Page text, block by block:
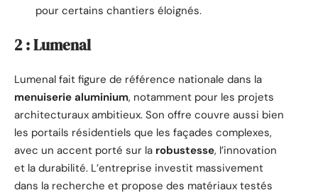
pour certains chantiers éloignés.
2 : Lumenal
Lumenal fait figure de référence nationale dans la
menuiserie aluminium, notamment pour les projets
architecturaux ambitieux. Son offre couvre aussi bien
les portails résidentiels que les façades complexes,
avec un accent porté sur la robustesse, l’innovation
et la durabilité. L’entreprise investit massivement
dans la recherche et propose des matériaux testés